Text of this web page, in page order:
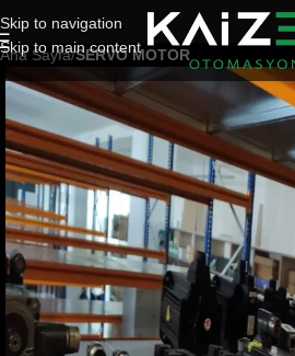
Skip to navigation
Skip to main content
Ana Sayfa SERVO MOTOR